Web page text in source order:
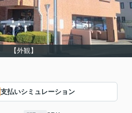
【外観】
支払いシミュレーション